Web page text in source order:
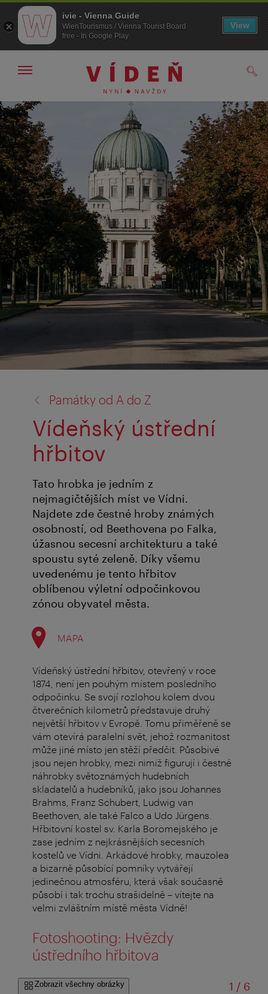
Přejít
na
procházení
Přejít
k obsahu
Zobrazit/skrýt
Památky od A do Z
Vídeňský ústřední
hřbitov
Tato hrobka je jedním z
nejmagičtějších míst ve Vídni.
Najdete zde čestné hroby známých
osobností, od Beethovena po Falka,
úžasnou secesní architekturu a také
spoustu syté zeleně. Díky všemu
uvedenému je tento hřbitov
oblíbenou výletní odpočinkovou
zónou obyvatel města.
MAPA
Vídeňský ústřední hřbitov, otevřený v roce
1874, není jen pouhým místem posledního
odpočinku. Se svojí rozlohou kolem dvou
čtverečních kilometrů představuje druhý
největší hřbitov v Evropě. Tomu přiměřeně se
vám otevírá paralelní svět, jehož rozmanitost
může jiné místo jen stěží předčit. Působivé
jsou nejen hrobky, mezi nimiž figurují i čestné
náhrobky světoznámých hudebních
skladatelů a hudebníků, jako jsou Johannes
Brahms, Franz Schubert, Ludwig van
Beethoven, ale také Falco a Udo Jürgens.
Hřbitovní kostel sv. Karla Boromejského je
zase jedním z nejkrásnějších secesních
kostelů ve Vídni. Arkádové hrobky, mauzolea
a bizarně působící pomníky vytvářejí
jedinečnou atmosféru, která však současně
působí i tak trochu strašidelně – vítejte na
velmi zvláštním místě města Vídně!
Fotoshooting: Hvězdy
ústředního hřbitova
Zobrazit všechny obrázky 1 /z6
ivie - Vienna Guide
WienTourismus / Vienna Tourist Board
free - In Google Play
View